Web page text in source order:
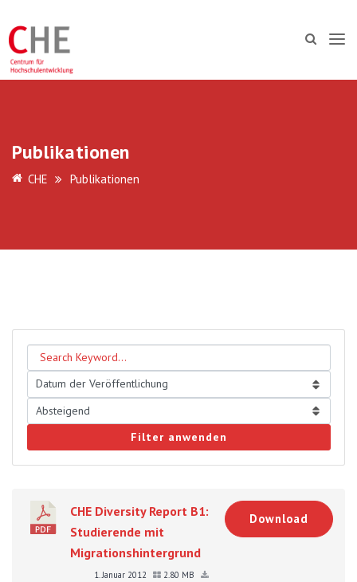
Publikationen
CHE Publikationen
Filter anwenden
CHE Diversity Report B1:
Studierende mit
Migrationshintergrund
1. Januar 2012
2.80 MB
Download